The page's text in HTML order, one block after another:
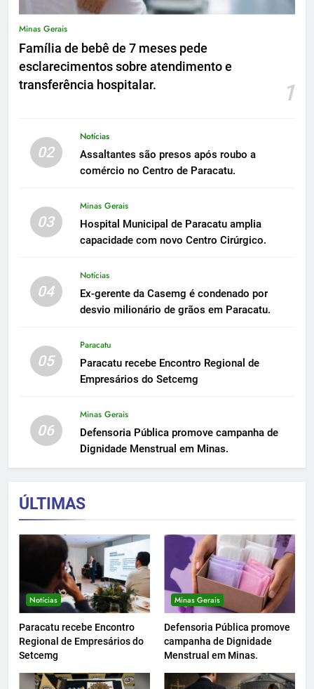
Minas Gerais
Família de bebê de 7 meses pede
esclarecimentos sobre atendimento e
transferência hospitalar.
1
02
Notícias
Assaltantes são presos após roubo a
comércio no Centro de Paracatu.
03
Minas Gerais
Hospital Municipal de Paracatu amplia
capacidade com novo Centro Cirúrgico.
04
Notícias
Ex-gerente da Casemg é condenado por
desvio milionário de grãos em Paracatu.
05
Paracatu
Paracatu recebe Encontro Regional de
Empresários do Setcemg
06
Minas Gerais
Defensoria Pública promove campanha de
Dignidade Menstrual em Minas.
ÚLTIMAS
Notícias
Paracatu recebe Encontro
Regional de Empresários do
Setcemg
Minas Gerais
Defensoria Pública promove
campanha de Dignidade
Menstrual em Minas.